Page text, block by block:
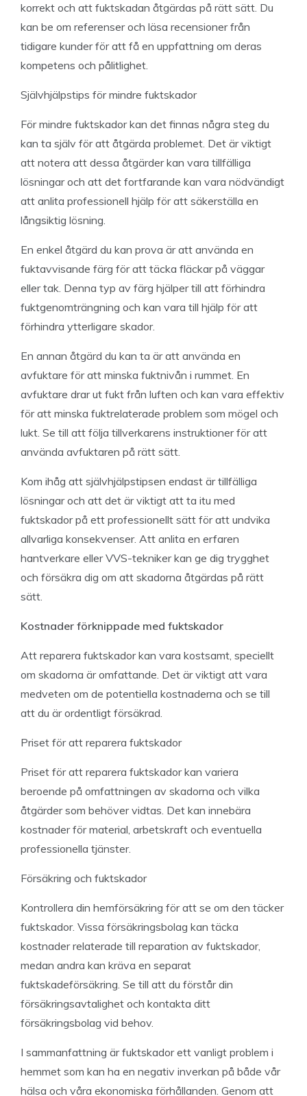
korrekt och att fuktskadan åtgärdas på rätt sätt. Du
kan be om referenser och läsa recensioner från
tidigare kunder för att få en uppfattning om deras
kompetens och pålitlighet.
Självhjälpstips för mindre fuktskador
För mindre fuktskador kan det finnas några steg du
kan ta själv för att åtgärda problemet. Det är viktigt
att notera att dessa åtgärder kan vara tillfälliga
lösningar och att det fortfarande kan vara nödvändigt
att anlita professionell hjälp för att säkerställa en
långsiktig lösning.
En enkel åtgärd du kan prova är att använda en
fuktavvisande färg för att täcka fläckar på väggar
eller tak. Denna typ av färg hjälper till att förhindra
fuktgenomträngning och kan vara till hjälp för att
förhindra ytterligare skador.
En annan åtgärd du kan ta är att använda en
avfuktare för att minska fuktnivån i rummet. En
avfuktare drar ut fukt från luften och kan vara effektiv
för att minska fuktrelaterade problem som mögel och
lukt. Se till att följa tillverkarens instruktioner för att
använda avfuktaren på rätt sätt.
Kom ihåg att självhjälpstipsen endast är tillfälliga
lösningar och att det är viktigt att ta itu med
fuktskador på ett professionellt sätt för att undvika
allvarliga konsekvenser. Att anlita en erfaren
hantverkare eller VVS-tekniker kan ge dig trygghet
och försäkra dig om att skadorna åtgärdas på rätt
sätt.
Kostnader förknippade med fuktskador
Att reparera fuktskador kan vara kostsamt, speciellt
om skadorna är omfattande. Det är viktigt att vara
medveten om de potentiella kostnaderna och se till
att du är ordentligt försäkrad.
Priset för att reparera fuktskador
Priset för att reparera fuktskador kan variera
beroende på omfattningen av skadorna och vilka
åtgärder som behöver vidtas. Det kan innebära
kostnader för material, arbetskraft och eventuella
professionella tjänster.
Försäkring och fuktskador
Kontrollera din hemförsäkring för att se om den täcker
fuktskador. Vissa försäkringsbolag kan täcka
kostnader relaterade till reparation av fuktskador,
medan andra kan kräva en separat
fuktskadeförsäkring. Se till att du förstår din
försäkringsavtalighet och kontakta ditt
försäkringsbolag vid behov.
I sammanfattning är fuktskador ett vanligt problem i
hemmet som kan ha en negativ inverkan på både vår
hälsa och våra ekonomiska förhållanden. Genom att